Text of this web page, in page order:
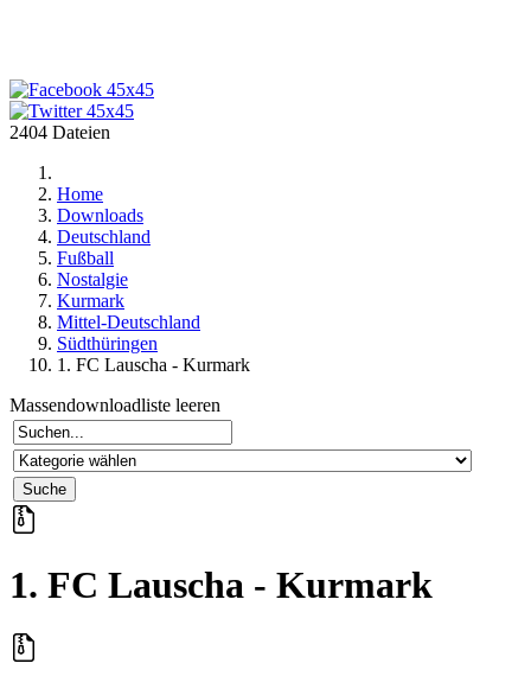
2404 Dateien
Home
Downloads
Deutschland
Fußball
Nostalgie
Kurmark
Mittel-Deutschland
Südthüringen
1. FC Lauscha - Kurmark
Massendownloadliste leeren
1. FC Lauscha - Kurmark